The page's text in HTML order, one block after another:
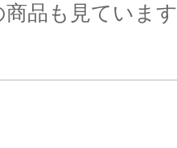
品も見ています